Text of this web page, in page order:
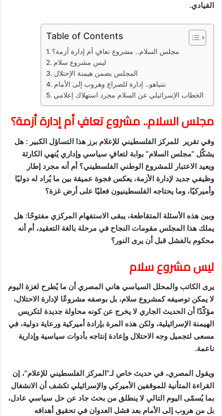
القيادي.
Table of Contents
مجلس السلام.. مشروع تعافٍ أم إدارة أزمة؟
ليس مشروع سلام
المجلس يضمن هيمنة الإحتلال
نتنياهو.. إدارة للصراع وهروب إلى الأمام
الخطاب الإسرائيلي عن السلام مجرد استهلاك إعلامي
مجلس السلام.. مشروع تعافٍ أم إدارة أزمة؟
وفي تقرير للمركز الفلسطيني للإعلام برز هذا التساؤل الكبير : هل
يشكّل “مجلس السلام” بوابة لتعافٍ سياسي وإداري يُنهي الكارثة
ويعيد الاعتبار للمشروع الوطني الفلسطيني؟ أم أنه مجرد إطار
وظيفي جديد لإدارة الأزمة، يعكس فجوة عميقة بين ما يُراد له دوليًا
وأميركيًا، وما يحتاجه الفلسطينيون فعليًا على أرض غزة؟
وبين هذه الأسئلة المتقاطعة، يبقى الاستفهام المركزي مفتوحًا: هل
يملك هذا المجلس مقومات النجاح في مرحلة بالغة التعقيد، أم أنه
محكوم بالفشل قبل أن يرى النور؟
ليس مشروع سلام
يرى الكاتب والمحلل السياسي هاني المصري أن ما يُطرح لغزة اليوم
لا يمكن توصيفه كمشروع سلام، بل بوصفه مشروعًا لإدارة الاحتلال،
مؤكّدًا أن الحديث الجاري لا يخرج عن كونه محاولة جديدة لتكريس
الهيمنة الإسرائيلية، ولكن هذه المرة بإرادة أميركية ورعاية دولية، في
مسعى لتجميل وجه الاحتلال وإعادة إنتاجه بأدوات سياسية وإدارية
ناعمة.
ويقول المصري، في حديث خاص لـ”المركز الفلسطيني للإعلام”، إن
القراءة المتأنية للموقفين الأميركي والإسرائيلي تكشف أن الانشغال
بما يُسمّى اليوم التالي لا ينطلق من بحث جاد عن حل سياسي عادل،
بل من هروب إلى الأمام بعد فشل العدوان في تحقيق أهدافه